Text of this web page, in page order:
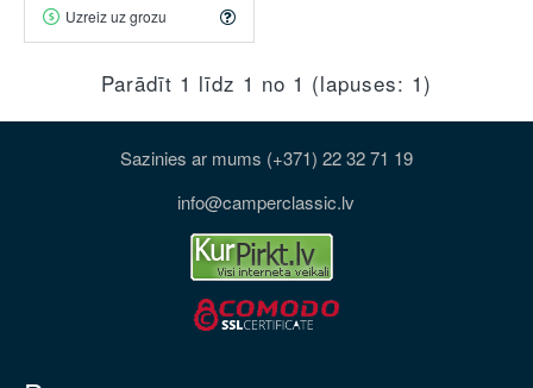
Uzreiz uz grozu
Parādīt 1 līdz 1 no 1 (lapuses: 1)
Sazinies ar mums (+371) 22 32 71 19
info@camperclassic.lv